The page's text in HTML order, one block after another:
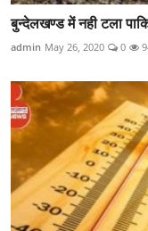
बुन्देलखण्ड में नही टला
admin May 26, 2020 0